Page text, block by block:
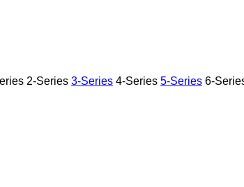
2-Series 3-Series 4-Series 5-Series 6-